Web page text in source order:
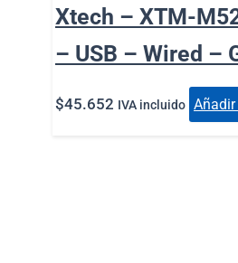
Xtech – XTM-
– USB – Wired –
$45.652 IVA incluido